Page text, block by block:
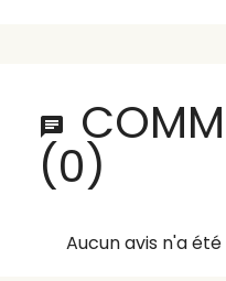
(0)
Aucun avis n'a